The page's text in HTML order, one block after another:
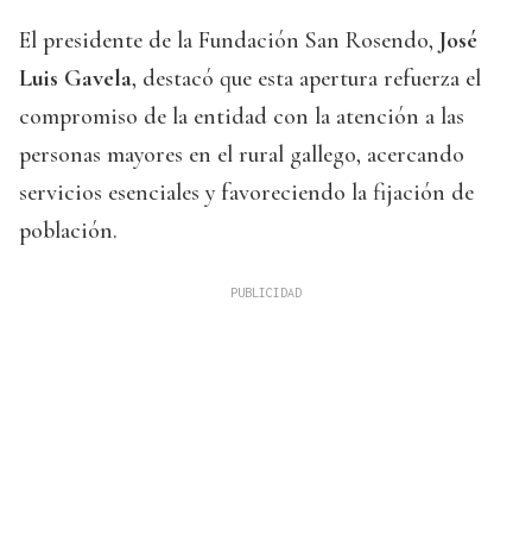
El presidente de la Fundación San Rosendo, José
Luis Gavela, destacó que esta apertura refuerza el
compromiso de la entidad con la atención a las
personas mayores en el rural gallego, acercando
servicios esenciales y favoreciendo la fijación de
población.